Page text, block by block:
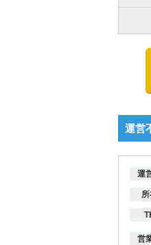
運営
運
営